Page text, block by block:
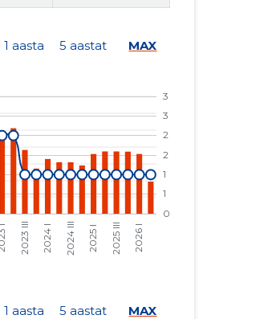
6851 €
4490 €
4049 €
2625 €
1 aasta 5 aastat MAX
1 aasta 5 aastat MAX